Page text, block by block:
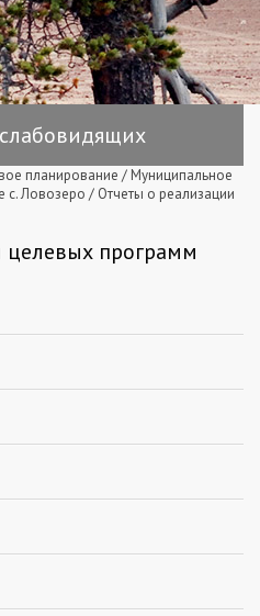
планирование / Муниципальное
с. Ловозеро / Отчеты о реализации
программ